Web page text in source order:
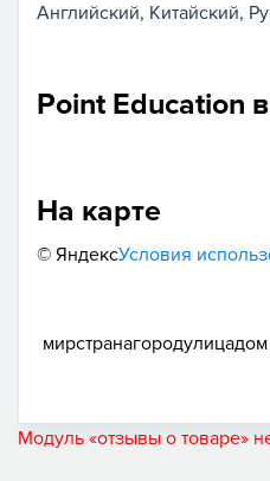
Английский Китайский
Point Education
На карте
© ЯндексУсловия
мирстранагородулицадом
Модуль «отзывы о товаре»